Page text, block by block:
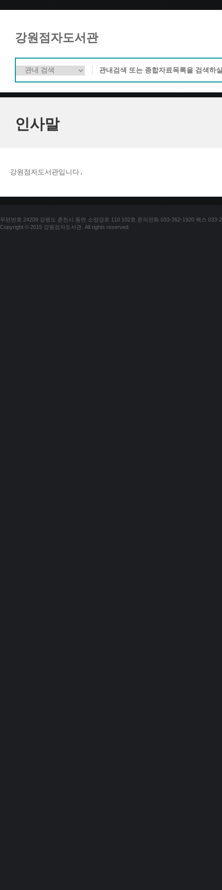
강원점자도서관
인사말
강원점자도서관입니다.
우편번호 24209 강원도 춘천시 동면 소양강로 110 102호 문의전화 033-262-1920 팩스 033-
Copyright © 2015 강원점자도서관. All rights reserved.